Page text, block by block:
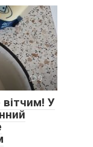
0
вітчим! У